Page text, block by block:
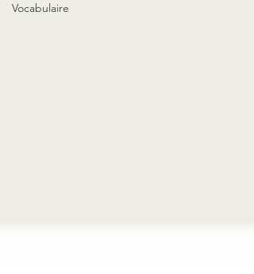
Vocabulaire